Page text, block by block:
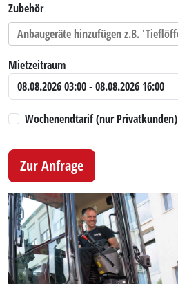
Zubehör
Mietzeitraum
Wochenendtarif (nur Privatkunden)
Zur Anfrage